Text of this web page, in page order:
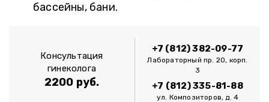
бассейны, бани.
Консультация
гинеколога
2200 руб.
+7 (812) 382-09-77
Лабораторный пр. 20, корп.
3
+7 (812) 335-81-88
ул. Композиторов, д. 4